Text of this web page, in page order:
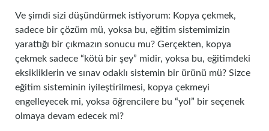
Ve şimdi sizi düşündürmek istiyorum: Kopya çekmek,
sadece bir çözüm mü, yoksa bu, eğitim sistemimizin
yarattığı bir çıkmazın sonucu mu? Gerçekten, kopya
çekmek sadece “kötü bir şey” midir, yoksa bu, eğitimdeki
eksikliklerin ve sınav odaklı sistemin bir ürünü mü? Sizce
eğitim sisteminin iyileştirilmesi, kopya çekmeyi
engelleyecek mi, yoksa öğrencilere bu “yol” bir seçenek
olmaya devam edecek mi?